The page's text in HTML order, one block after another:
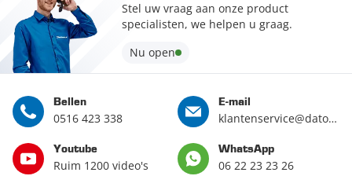
Stel uw vraag aan onze product
specialisten, we helpen u graag.
Nu open
Bellen
0516 423 338
E-mail
klantenservice@datona.nl
Youtube
Ruim 1200 video's
WhatsApp
06 22 23 23 26